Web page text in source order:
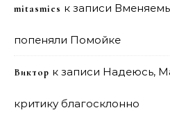
mitasmies к записи
попеняли Помойке
Виктор к записи Надеюсь,
критику благосклонно